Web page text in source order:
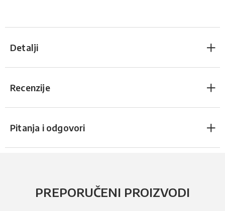
Detalji
Recenzije
Pitanja i odgovori
PREPORUČENI PROIZVODI